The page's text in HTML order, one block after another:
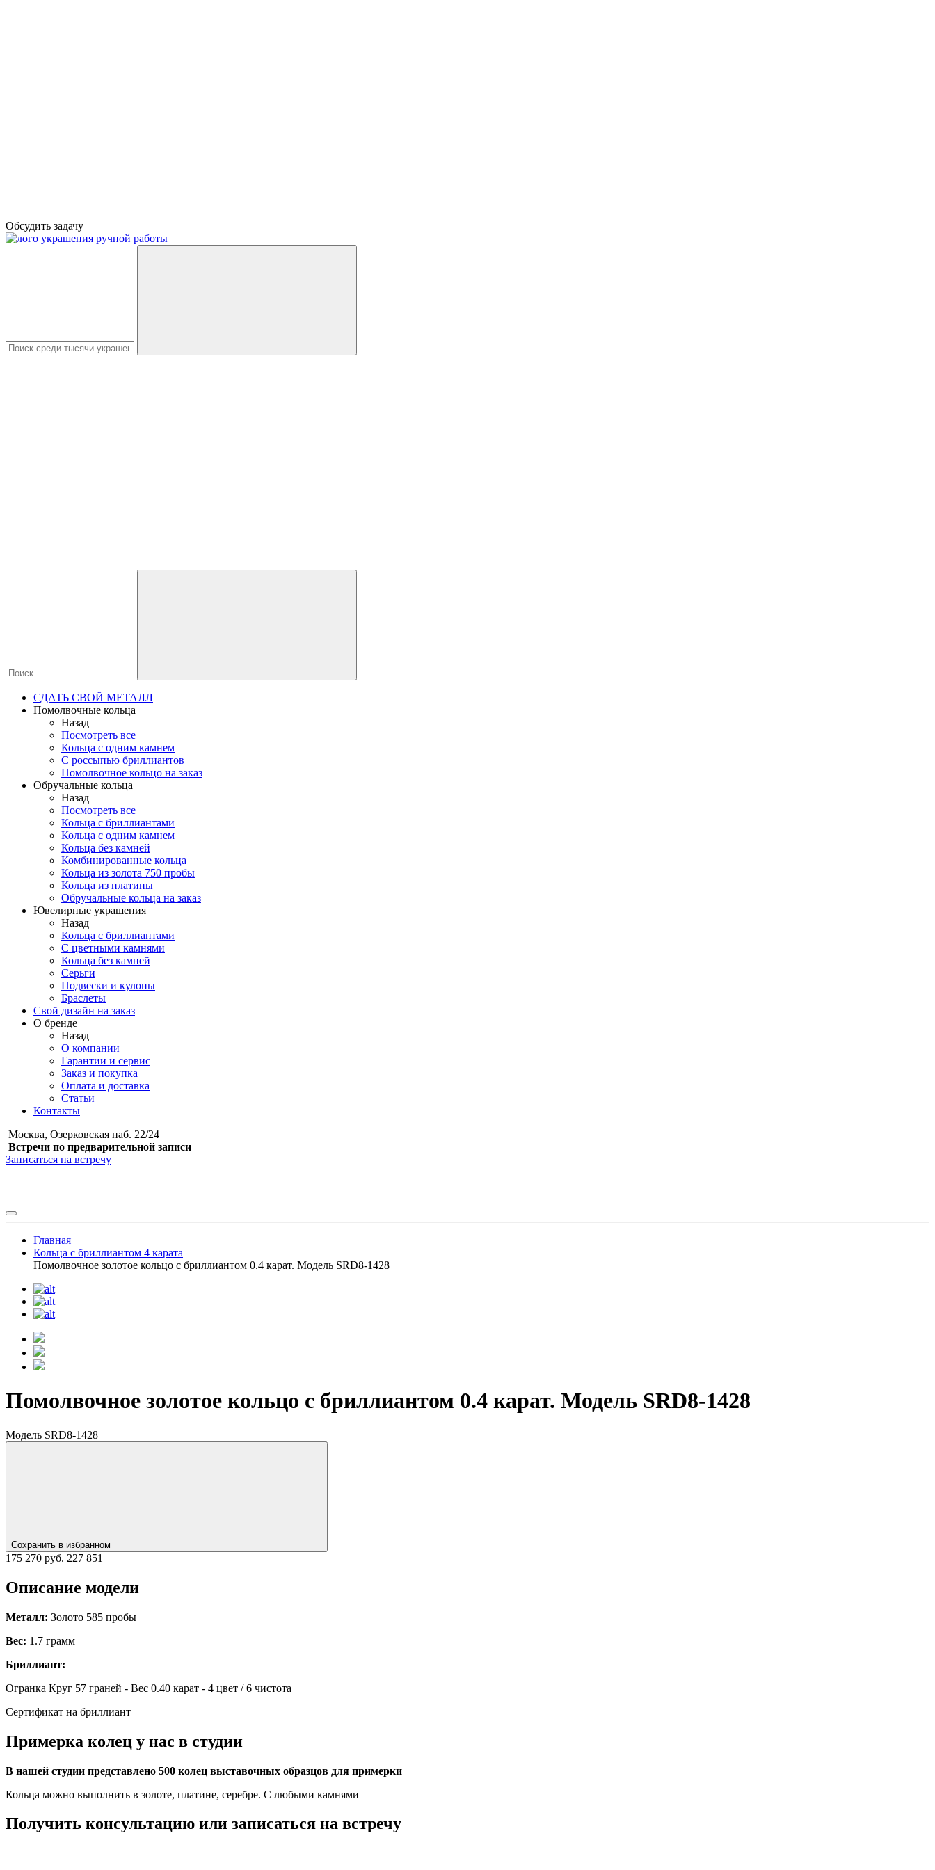
Обсудить задачу
украшения ручной работы
СДАТЬ СВОЙ МЕТАЛЛ
Помолвочные кольца
Назад
Посмотреть все
Кольца с одним камнем
С россыпью бриллиантов
Помолвочное кольцо на заказ
Обручальные кольца
Назад
Посмотреть все
Кольца с бриллиантами
Кольца с одним камнем
Кольца без камней
Комбинированные кольца
Кольца из золота 750 пробы
Кольца из платины
Обручальные кольца на заказ
Ювелирные украшения
Назад
Кольца с бриллиантами
С цветными камнями
Кольца без камней
Серьги
Подвески и кулоны
Браслеты
Свой дизайн на заказ
О бренде
Назад
О компании
Гарантии и сервис
Заказ и покупка
Оплата и доставка
Статьи
Контакты
Москва, Озерковская наб. 22/24
Встречи по предварительной записи
Записаться на встречу
Главная
Кольца с бриллиантом 4 карата
Помолвочное золотое кольцо с бриллиантом 0.4 карат. Модель SRD8-1428
Помолвочное золотое кольцо с бриллиантом 0.4 карат. Модель SRD8-1428
Модель SRD8-1428
Сохранить в избранном
175 270 руб. 227 851
Описание модели
Металл: Золото 585 пробы
Вес: 1.7 грамм
Бриллиант:
Огранка Круг 57 граней - Вес 0.40 карат - 4 цвет / 6 чистота
Сертификат на бриллиант
Примерка колец у нас в студии
В нашей студии представлено 500 колец выставочных образцов для примерки
Кольца можно выполнить в золоте, платине, серебре. С любыми камнями
Получить консультацию или записаться на встречу